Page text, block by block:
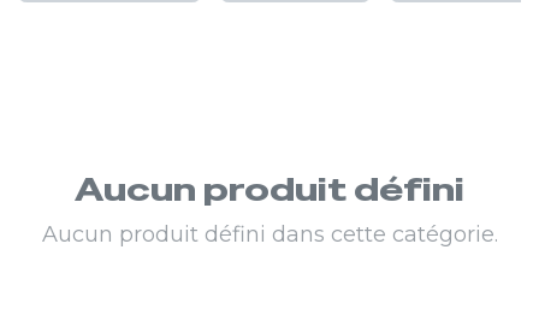
Aucun produit défini
Aucun produit défini dans cette catégorie.